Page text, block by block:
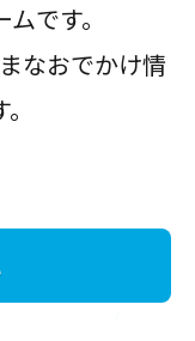
です。
なおでかけ情